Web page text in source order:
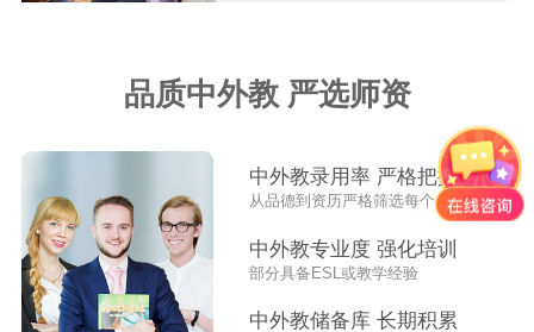
品质中外教 严选师资
中外教录用率 严格把控
从品德到资历严格筛选每个外教
中外教专业度 强化培训
部分具备ESL或教学经验
中外教储备库 长期积累